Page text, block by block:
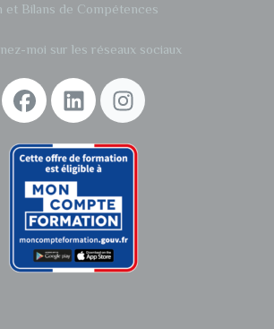
et Bilans de Compétences
moi sur les réseaux sociaux